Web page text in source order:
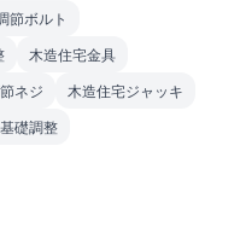
節ボルト
木造住宅金具
ネジ
木造住宅ジャッキ
礎調整